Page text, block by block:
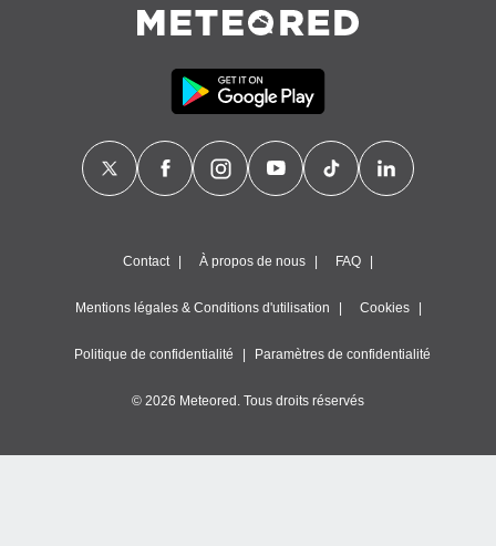
Contact À propos de nous FAQ
Mentions légales & Conditions d'utilisation Cookies
Politique de confidentialité Paramètres de confidentialité
© 2026 Meteored. Tous droits réservés